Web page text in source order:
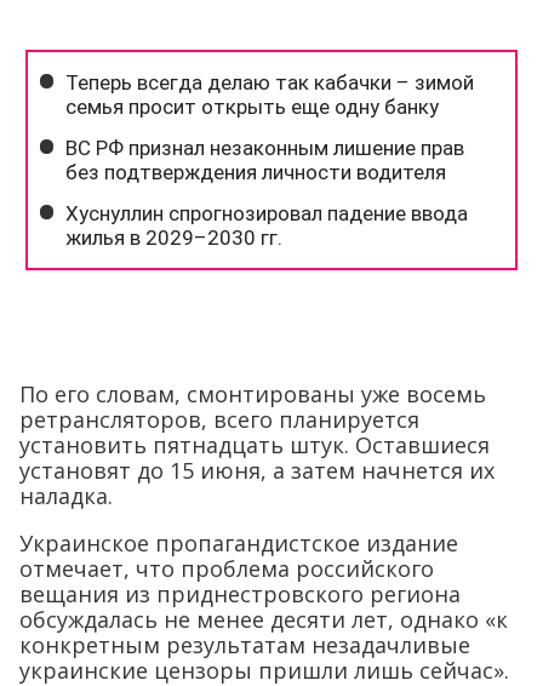
По его словам, смонтированы уже восемь
ретрансляторов, всего планируется
установить пятнадцать штук. Оставшиеся
установят до 15 июня, а затем начнется их
наладка.
Украинское пропагандистское издание
отмечает, что проблема российского
вещания из приднестровского региона
обсуждалась не менее десяти лет, однако «к
конкретным результатам незадачливые
украинские цензоры пришли лишь сейчас».